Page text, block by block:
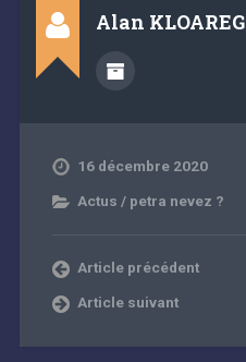
Alan KLOAREG
16 décembre 2020
Actus / petra nevez ?
Article précédent
Article suivant